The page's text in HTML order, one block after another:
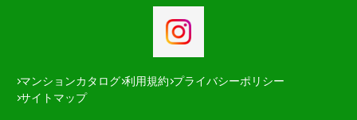
マンションカタログ 利用規約 プライバシーポリシー
サイトマップ